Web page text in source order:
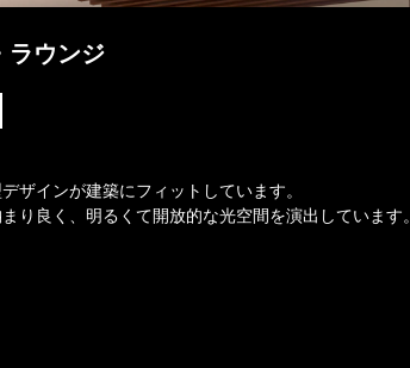
ラウンジ
ザインが建築にフィットしています。
り良く、明るくて開放的な光空間を演出しています。